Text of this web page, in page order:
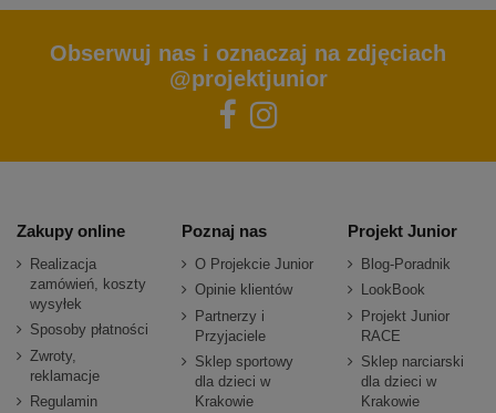
Obserwuj nas i oznaczaj na zdjęciach
@projektjunior
Zakupy online
Realizacja
zamówień, koszty
wysyłek
Sposoby płatności
Zwroty,
reklamacje
Regulamin
Poznaj nas
O Projekcie Junior
Opinie klientów
Partnerzy i
Przyjaciele
Sklep sportowy
dla dzieci w
Krakowie
Projekt Junior
Blog-Poradnik
LookBook
Projekt Junior
RACE
Sklep narciarski
dla dzieci w
Krakowie